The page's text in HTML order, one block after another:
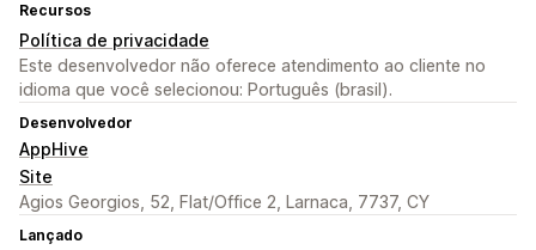
Recursos
Política de privacidade
Este desenvolvedor não oferece atendimento ao cliente no
idioma que você selecionou: Português (brasil).
Desenvolvedor
AppHive
Site
Agios Georgios, 52, Flat/Office 2, Larnaca, 7737, CY
Lançado